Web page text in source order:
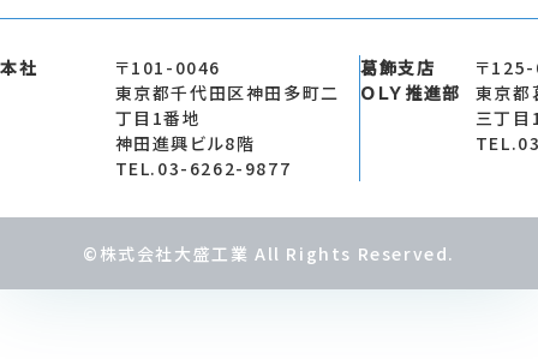
本社
〒101-0046
東京都千代田区神田多町二
丁目1番地
神田進興ビル8階
TEL.03-6262-9877
葛飾支店
ＯＬＹ推進部
〒
東京都
三丁
©株式会社大盛工業 All Rights Reserved.